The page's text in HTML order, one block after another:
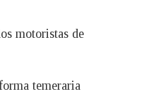
motoristas de
temeraria